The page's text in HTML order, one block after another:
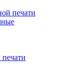
печати